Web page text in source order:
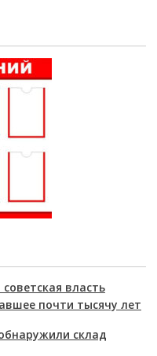
власть
почти тысячу лет
склад